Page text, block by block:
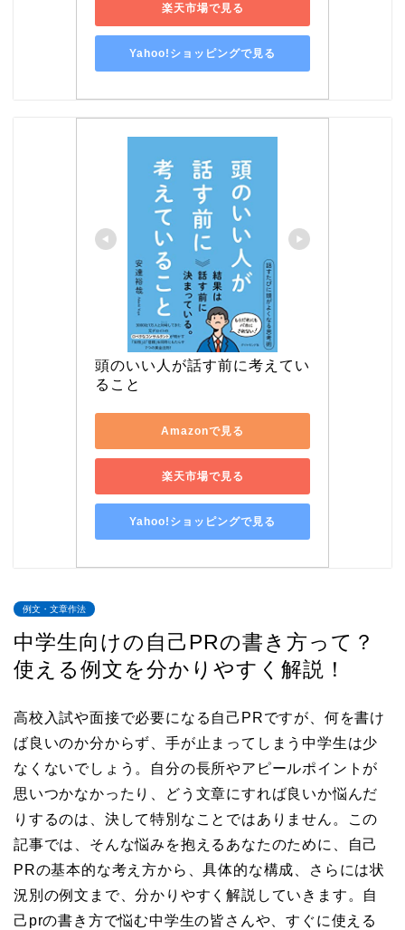
楽天市場で見る
Yahoo!ショッピングで見る
頭のいい人が話す前に考えてい
ること
Amazonで見る
楽天市場で見る
Yahoo!ショッピングで見る
例文・文章作法
中学生向けの自己PRの書き方って？
使える例文を分かりやすく解説！
高校入試や面接で必要になる自己PRですが、何を書け
ば良いのか分からず、手が止まってしまう中学生は少
なくないでしょう。自分の長所やアピールポイントが
思いつかなかったり、どう文章にすれば良いか悩んだ
りするのは、決して特別なことではありません。この
記事では、そんな悩みを抱えるあなたのために、自己
PRの基本的な考え方から、具体的な構成、さらには状
況別の例文まで、分かりやすく解説していきます。自
己prの書き方で悩む中学生の皆さんや、すぐに使える